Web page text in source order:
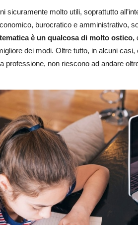
sicuramente molto utili, soprattutto
burocratico e amministrativo,
è un qualcosa di molto ostico,
dei modi. Oltre tutto, in alcuni
professione, non riescono ad andare